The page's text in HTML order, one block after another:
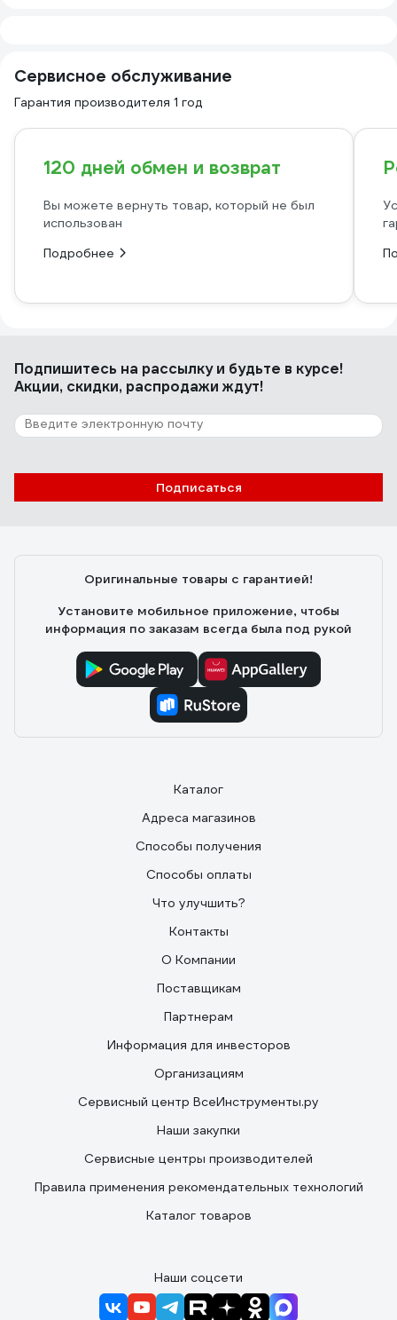
Сервисное обслуживание
Гарантия производителя 1 год
120 дней обмен и возврат
Вы можете вернуть товар, который не был
использован
Подробнее
Подпишитесь на рассылкуи будьте в курсе!
Акции, скидки, распродажи ждут!
Подписаться
Оригинальные товары с гарантией!
Установите мобильное приложение, чтобы
информация по заказам всегда была под рукой
Каталог
Адреса магазинов
Способы получения
Способы оплаты
Что улучшить?
Контакты
О Компании
Поставщикам
Партнерам
Информация для инвесторов
Организациям
Сервисный центр ВсеИнструменты.ру
Наши закупки
Сервисные центры производителей
Правила применения рекомендательных технологий
Каталог товаров
Наши соцсети